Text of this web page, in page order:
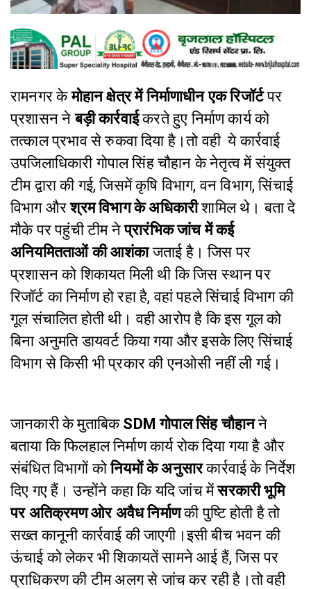
रामनगर केमोहान क्षेत्र में निर्माणाधीन एक रिजॉर्टपर
प्रशासन ने बड़ी कार्रवाईकरते हुए निर्माण कार्य को
तत्काल प्रभाव से रुकवा दिया है।तो वही ये कार्रवाई
उपजिलाधिकारी गोपाल सिंह चौहान के नेतृत्व में संयुक्त
टीम द्वारा की गई, जिसमें कृषि विभाग, वन विभाग, सिंचाई
विभाग औरश्रम विभाग के अधिकारीशामिल थे। बता दे
मौके पर पहुंची टीम नेप्रारंभिक जांच में कई
अनियमितताओं की आशंकाजताई है। जिस पर
प्रशासन को शिकायत मिली थी कि जिस स्थान पर
रिजॉर्ट का निर्माण हो रहा है, वहां पहले सिंचाई विभाग की
गूल संचालित होती थी। वही आरोप है कि इस गूल को
बिना अनुमति डायवर्ट किया गया और इसके लिए सिंचाई
विभाग से किसी भी प्रकार की एनओसी नहीं ली गई।
जानकारी के मुताबिक SDM गोपाल सिंह चौहानने
बताया कि फिलहाल निर्माण कार्य रोक दिया गया है और
संबंधित विभागों कोनियमों के अनुसारकार्रवाई के निर्देश
दिए गए हैं। उन्होंने कहा कि यदि जांच मेंसरकारी भूमि
पर अतिक्रमण ओर अवैध निर्माणकी पुष्टि होती है तो
सख्त कानूनी कार्रवाई की जाएगी।इसी बीच भवन की
ऊंचाई को लेकर भी शिकायतें सामने आई हैं, जिस पर
प्राधिकरण की टीम अलग से जांच कर रही है।तो वही